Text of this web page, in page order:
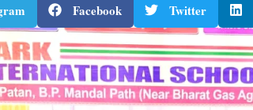
Facebook Twitter